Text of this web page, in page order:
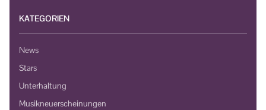
KATEGORIEN
News
Stars
Unterhaltung
Musikneuerscheinungen